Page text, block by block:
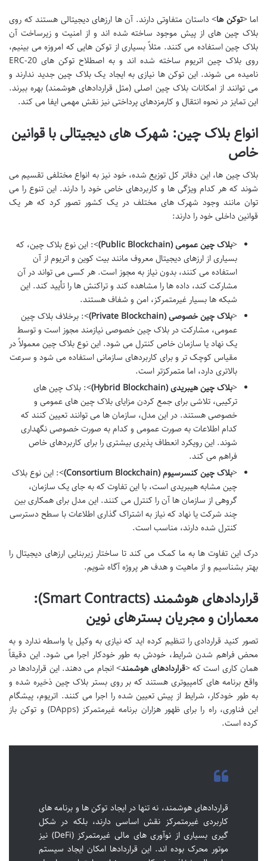
اما <توکن ها> داستان متفاوتی دارند. آن ها ارزهای دیجیتالی هستند که روی
بلاک چین های از پیش موجود ساخته شده اند و از امنیت و زیرساخت آن
بلاک چین استفاده می کنند. مثلاً بسیاری از توکن هایی که امروزه می بینیم،
روی بلاک چین اتریوم ساخته شده اند و به اصطلاح توکن های ERC-20
نامیده می شوند. این توکن ها نیازی به ایجاد یک بلاک چین جدید ندارند و
می توانند از امکانات بلاک چین اصلی (مثل قراردادهای هوشمند) بهره ببرند.
این تمایز در نحوه انتقال و کارمزدهای پرداختی نیز نقش مهمی ایفا می کند.
انواع بلاک چین: شهرک های دیجیتالی با قوانین
خاص
بلاک چین ها، این دفاتر کل توزیع شده، خود نیز به انواع مختلفی تقسیم می
شوند که هر کدام ویژگی ها و کاربردهای خاص خود را دارند. این تنوع را می
توان مانند وجود شهرک های مختلف در یک کشور تصور کرد که هر یک
قوانین داخلی خود را دارند:
<بلاک چین عمومی (Public Blockchain)
>: این نوع بلاک چین، که
بسیاری از ارزهای دیجیتال معروف مانند بیت کوین و اتریوم از آن
استفاده می کنند، بدون نیاز به مجوز است. هر کسی می تواند در آن
مشارکت کند، داده ها را مشاهده کند و تراکنش ها را تأیید کند. این
شبکه ها بسیار غیرمتمرکز، امن و شفاف هستند.
<بلاک چین خصوصی (Private Blockchain)
>: برخلاف بلاک چین
عمومی، مشارکت در بلاک چین خصوصی نیازمند مجوز است و توسط
یک نهاد یا سازمان خاص کنترل می شود. این نوع بلاک چین معمولاً در
مقیاس کوچک تر و برای کاربردهای سازمانی استفاده می شود و سرعت
بالاتری دارد، اما متمرکزتر است.
<بلاک چین هیبریدی (Hybrid Blockchain)
>: بلاک چین های
ترکیبی، تلاشی برای جمع کردن مزایای بلاک چین های عمومی و
خصوصی هستند. در این مدل، سازمان ها می توانند تعیین کنند که
کدام اطلاعات به صورت عمومی و کدام به صورت خصوصی نگهداری
شوند. این رویکرد انعطاف پذیری بیشتری را برای کاربردهای خاص
فراهم می کند.
<بلاک چین کنسرسیوم (Consortium Blockchain)
>: این نوع بلاک
چین مشابه هیبریدی است، با این تفاوت که به جای یک سازمان،
گروهی از سازمان ها آن را کنترل می کنند. این مدل برای همکاری بین
چند شرکت یا نهاد که نیاز به اشتراک گذاری اطلاعات با سطح دسترسی
کنترل شده دارند، مناسب است.
درک این تفاوت ها به ما کمک می کند تا ساختار زیربنایی ارزهای دیجیتال را
بهتر بشناسیم و از ماهیت و هدف هر پروژه آگاه شویم.
قراردادهای هوشمند (Smart Contracts):
معماران و مجریان بسترهای نوین
تصور کنید قراردادی را تنظیم کرده اید که نیازی به وکیل یا واسطه ندارد و به
محض فراهم شدن شرایط، خودش به طور خودکار اجرا می شود. این دقیقاً
همان کاری است که <قراردادهای هوشمند> انجام می دهند. این قراردادها در
واقع برنامه های کامپیوتری هستند که بر روی بستر بلاک چین ذخیره شده و
به طور خودکار، شرایط از پیش تعیین شده را اجرا می کنند. اتریوم، پیشگام
این فناوری، راه را برای ظهور هزاران برنامه غیرمتمرکز (DApps) و توکن باز
کرده است.
قراردادهای هوشمند، نه تنها در ایجاد توکن ها و برنامه های
کاربردی غیرمتمرکز نقش اساسی دارند، بلکه در شکل
گیری بسیاری از نوآوری های مالی غیرمتمرکز (DeFi) نیز
موتور محرک بوده اند. این قراردادها امکان ایجاد سیستم